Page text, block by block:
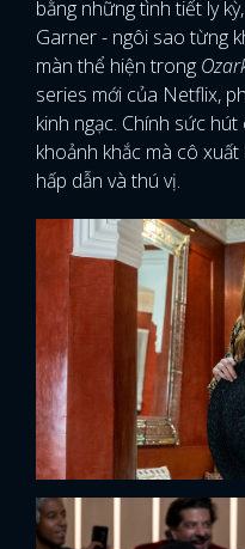
bằng những tình tiết ly
Garner - ngôi sao từng
màn thể hiện trong
series mới của Netflix,
kinh ngạc. Chính sức
khoảnh khắc mà cô
hấp dẫn và thú vị.